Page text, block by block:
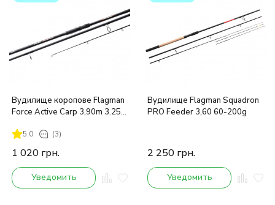
Вудилище коропове Flagman
Force Active Carp 3,90m 3.25
5.0 (3)
1 020 грн.
Уведомить
Вудилище Flagman Squadron
PRO Feeder 3,60 60-200g
2 250 грн.
Уведомить